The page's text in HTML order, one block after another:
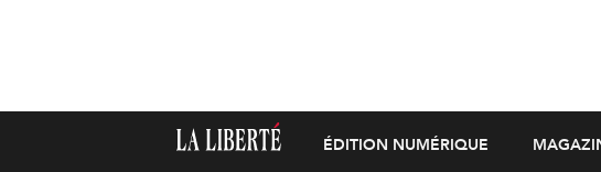
ÉDITION NUMÉRIQUE